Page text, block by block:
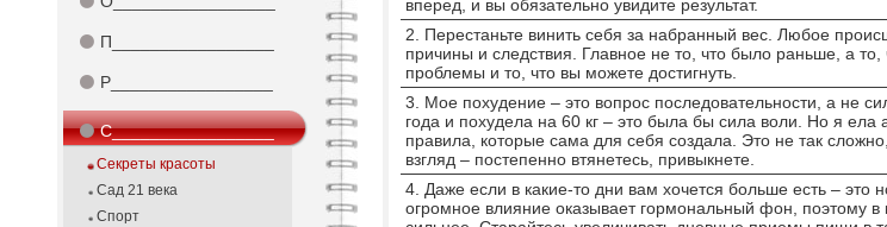
⚫ П_________________
⚫ Р_________________
⚫С_________________
Секреты красоты
Сад 21 века
Спорт
вперед, и вы обязательно увидите результат.
2. Перестаньте винить себя за набранный вес. Любое
причины и следствия. Главное не то, что было раньше, а
проблемы и то, что вы можете достигнуть.
3. Мое похудение – это вопрос последовательности, а не
года и похудела на 60 кг – это была бы сила воли. Но я
правила, которые сама для себя создала. Это не так
взгляд – постепенно втянетесь, привыкнете.
4. Даже если в какие-то дни вам хочется больше есть –
огромное влияние оказывает гормональный фон, поэтому в